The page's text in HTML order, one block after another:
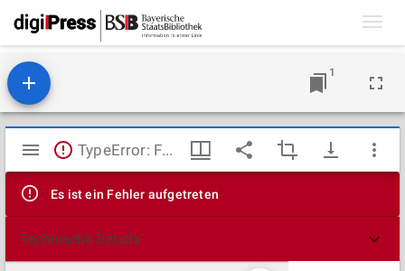
1
Mirador
Viewer
TypeError: Failed to fetch
Es ist ein Fehler aufgetreten
Technische Details